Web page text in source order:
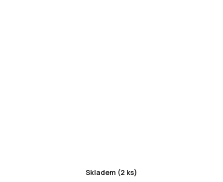
Skladem (2 ks)